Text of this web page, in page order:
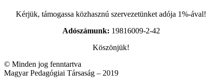
Kérjük, támogassa közhasznú szervezetünket adója 1%-ával!
Adószámunk: 19816009-2-42
Köszönjük!
© Minden jog fenntartva
Magyar Pedagógiai Társaság – 2019